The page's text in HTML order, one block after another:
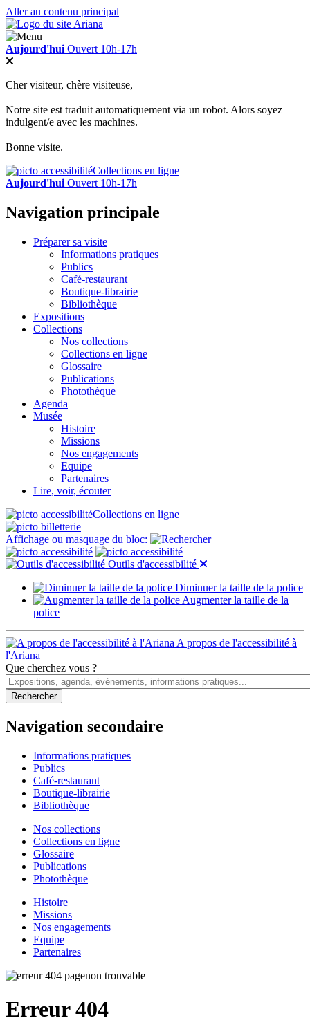
Aller au contenu principal
Aujourd'hui Ouvert 10h-17h
Cher visiteur, chère visiteuse,
Notre site est traduit automatiquement via un robot. Alors soyez
indulgent/e avec les machines.
Bonne visite.
Collections en ligne
Aujourd'hui Ouvert 10h-17h
Navigation principale
Préparer sa visite
Informations pratiques
Publics
Café-restaurant
Boutique-librairie
Bibliothèque
Expositions
Collections
Nos collections
Collections en ligne
Glossaire
Publications
Photothèque
Agenda
Musée
Histoire
Missions
Nos engagements
Equipe
Partenaires
Lire, voir, écouter
Collections en ligne
Affichage ou masquage du bloc:
Outils d'accessibilité
Diminuer la taille de la police
Augmenter la taille de la
police
A propos de l'accessibilité à
l'Ariana
Que cherchez vous ?
Navigation secondaire
Informations pratiques
Publics
Café-restaurant
Boutique-librairie
Bibliothèque
Nos collections
Collections en ligne
Glossaire
Publications
Photothèque
Histoire
Missions
Nos engagements
Equipe
Partenaires
Erreur 404